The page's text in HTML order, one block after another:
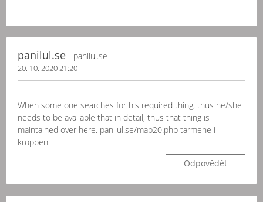
panilul.se - panilul.se
20. 10. 2020 21:20
When some one searches for his required thing, thus he/she
needs to be available that in detail, thus that thing is
maintained over here. panilul.se/map20.php tarmene i
kroppen
Odpovědět